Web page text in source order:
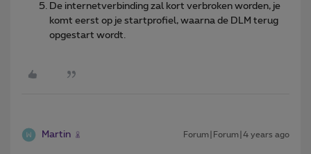
De internetverbinding zal kort verbroken worden, je
komt eerst op je startprofiel, waarna de DLM terug
opgestart wordt.
Martin Forum|Forum|4 years ago